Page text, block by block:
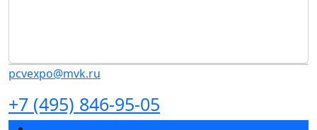
pcvexpo@mvk.ru
+7 (495) 846-95-05